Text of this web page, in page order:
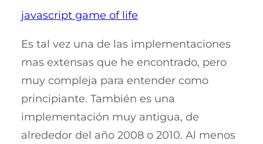
javascript game of life
Es tal vez una de las implementaciones
mas extensas que he encontrado, pero
muy compleja para entender como
principiante. También es una
implementación muy antigua, de
alrededor del año 2008 o 2010. Al menos